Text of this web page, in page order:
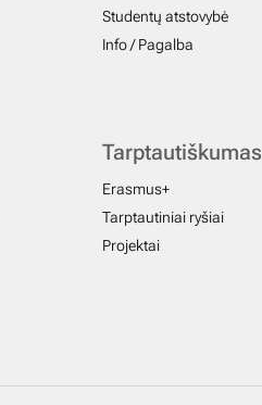
Studentų atstovybė
Info / Pagalba
Tarptautiškumas
Erasmus+
Tarptautiniai ryšiai
Projektai